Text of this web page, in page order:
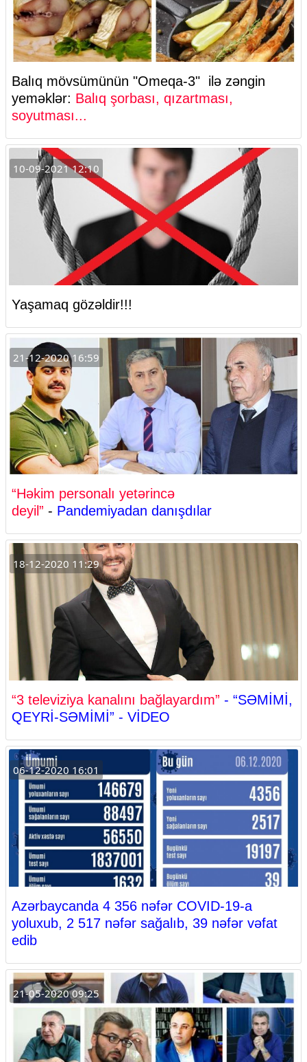
Balıq mövsümünün "Omeqa-3" ilə zəngin
yeməklər: Balıq şorbası, qızartması,
soyutması...
10-09-2021 12:10
Yaşamaq gözəldir!!!
21-12-2020 16:59
“Həkim personalı yetərincə
deyil” - Pandemiyadan danışdılar
18-12-2020 11:29
“3 televiziya kanalını bağlayardım” - “SƏMİMİ,
QEYRİ-SƏMİMİ” - VİDEO
06-12-2020 16:01
Azərbaycanda 4 356 nəfər COVID-19-a
yoluxub, 2 517 nəfər sağalıb, 39 nəfər vəfat
edib
21-05-2020 09:25